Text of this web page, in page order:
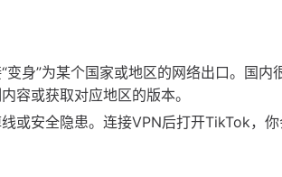
身”为某个国家或地区的网络出口。国内
容或获取对应地区的版本。
或安全隐患。连接VPN后打开TikTok，